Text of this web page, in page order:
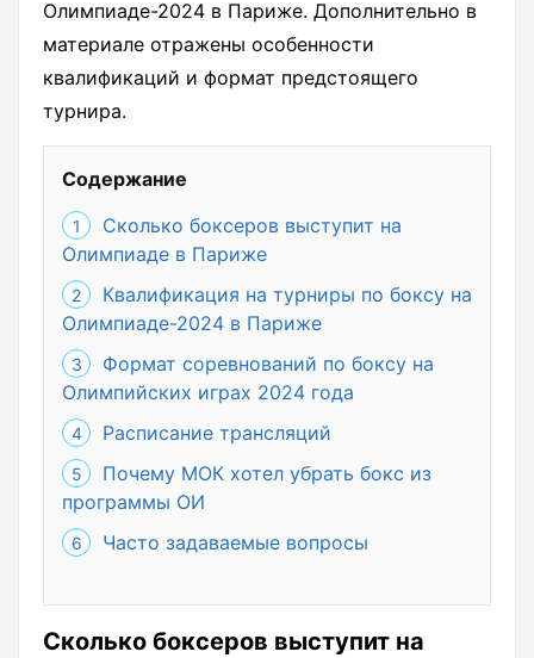
Олимпиаде-2024 в Париже. Дополнительно в
материале отражены особенности
квалификаций и формат предстоящего
турнира.
Содержание
Сколько боксеров выступит на
Олимпиаде в Париже
Квалификация на турниры по боксу на
Олимпиаде-2024 в Париже
Формат соревнований по боксу на
Олимпийских играх 2024 года
Расписание трансляций
Почему МОК хотел убрать бокс из
программы ОИ
Часто задаваемые вопросы
Сколько боксеров выступит на